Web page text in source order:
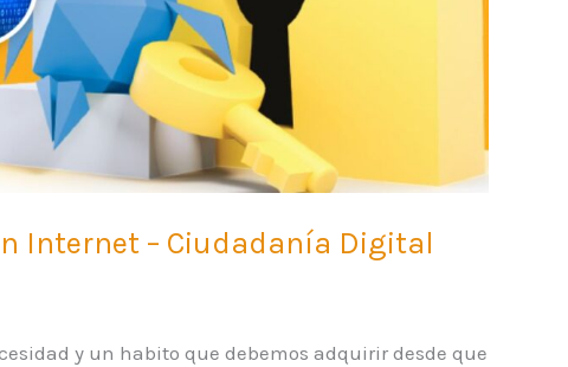
Internet – Ciudadanía Digital
y un habito que debemos adquirir desde que